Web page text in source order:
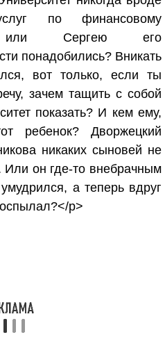
по финансовому
или Сергею его
понадобились? Вникать
вот только, если ты
зачем тащить с собой
показать? И кем ему,
ребенок? Дворжецкий
никаких сыновей не
Или он где-то внебрачным
а теперь вдруг
p>